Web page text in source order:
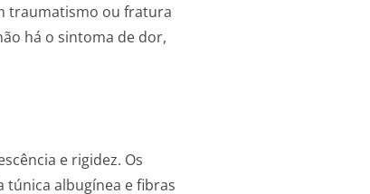
traumatismo ou fratura
há o sintoma de dor,
e rigidez. Os
túnica albugínea e fibras